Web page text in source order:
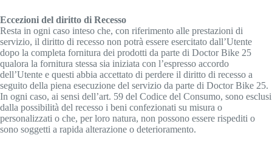
Eccezioni del diritto di Recesso
Resta in ogni caso inteso che, con riferimento alle prestazioni di
servizio, il diritto di recesso non potrà essere esercitato dall’Utente
dopo la completa fornitura dei prodotti da parte di Doctor Bike 25
qualora la fornitura stessa sia iniziata con l’espresso accordo
dell’Utente e questi abbia accettato di perdere il diritto di recesso a
seguito della piena esecuzione del servizio da parte di Doctor Bike 25.
In ogni caso, ai sensi dell’art. 59 del Codice del Consumo, sono esclusi
dalla possibilità del recesso i beni confezionati su misura o
personalizzati o che, per loro natura, non possono essere rispediti o
sono soggetti a rapida alterazione o deterioramento.